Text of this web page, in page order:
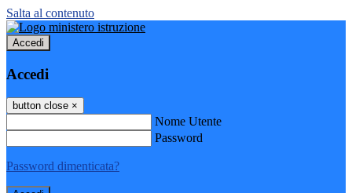
Salta al contenuto
Accedi
Accedi
button close ×
Nome Utente
Password
Password dimenticata?